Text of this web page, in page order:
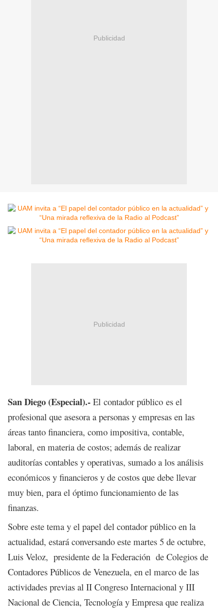
Publicidad
Publicidad
San Diego (Especial).- El contador público es el
profesional que asesora a personas y empresas en las
áreas tanto financiera, como impositiva, contable,
laboral, en materia de costos; además de realizar
auditorías contables y operativas, sumado a los análisis
económicos y financieros y de costos que debe llevar
muy bien, para el óptimo funcionamiento de las
finanzas.
Sobre este tema y el papel del contador público en la
actualidad, estará conversando este martes 5 de octubre,
Luis Veloz, presidente de la Federación de Colegios de
Contadores Públicos de Venezuela, en el marco de las
actividades previas al II Congreso Internacional y III
Nacional de Ciencia, Tecnología y Empresa que realiza